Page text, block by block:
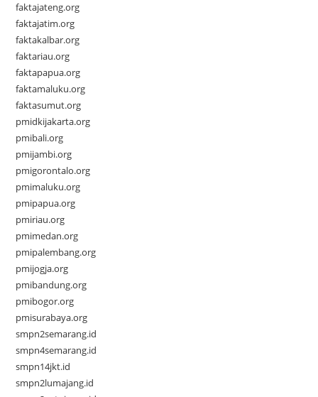
faktajateng.org
faktajatim.org
faktakalbar.org
faktariau.org
faktapapua.org
faktamaluku.org
faktasumut.org
pmidkijakarta.org
pmibali.org
pmijambi.org
pmigorontalo.org
pmimaluku.org
pmipapua.org
pmiriau.org
pmimedan.org
pmipalembang.org
pmijogja.org
pmibandung.org
pmibogor.org
pmisurabaya.org
smpn2semarang.id
smpn4semarang.id
smpn14jkt.id
smpn2lumajang.id